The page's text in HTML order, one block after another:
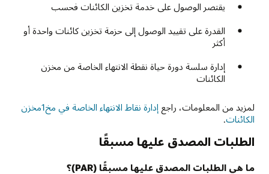
يقتصر الوصول على خدمة تخزين الكائنات فحسب
القدرة على تقييد الوصول إلى حزمة تخزين كائنات واحدة أو
أكثر
إدارة سلسة دورة حياة نقطة الانتهاء الخاصة من مخزن
الكائنات
لمزيد من المعلومات، راجع
إدارة نقاط الانتهاء الخاصة في مخ1مخزن
الكائنات.
الطلبات المصدق عليها مسبقًا
ما هي الطلبات المصدق عليها مسبقًا (PAR)؟